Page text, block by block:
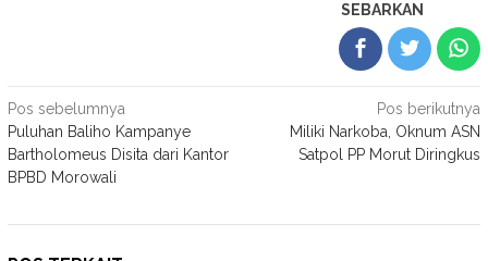
SEBARKAN
Navigasi
pos
Pos sebelumnya
Puluhan Baliho Kampanye
Bartholomeus Disita dari Kantor
BPBD Morowali
Pos berikutnya
Miliki Narkoba, Oknum ASN
Satpol PP Morut Diringkus